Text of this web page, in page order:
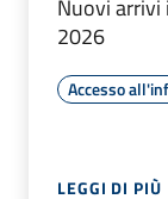
Nuovi
2026
Accesso
LEGGI DI PIÙ